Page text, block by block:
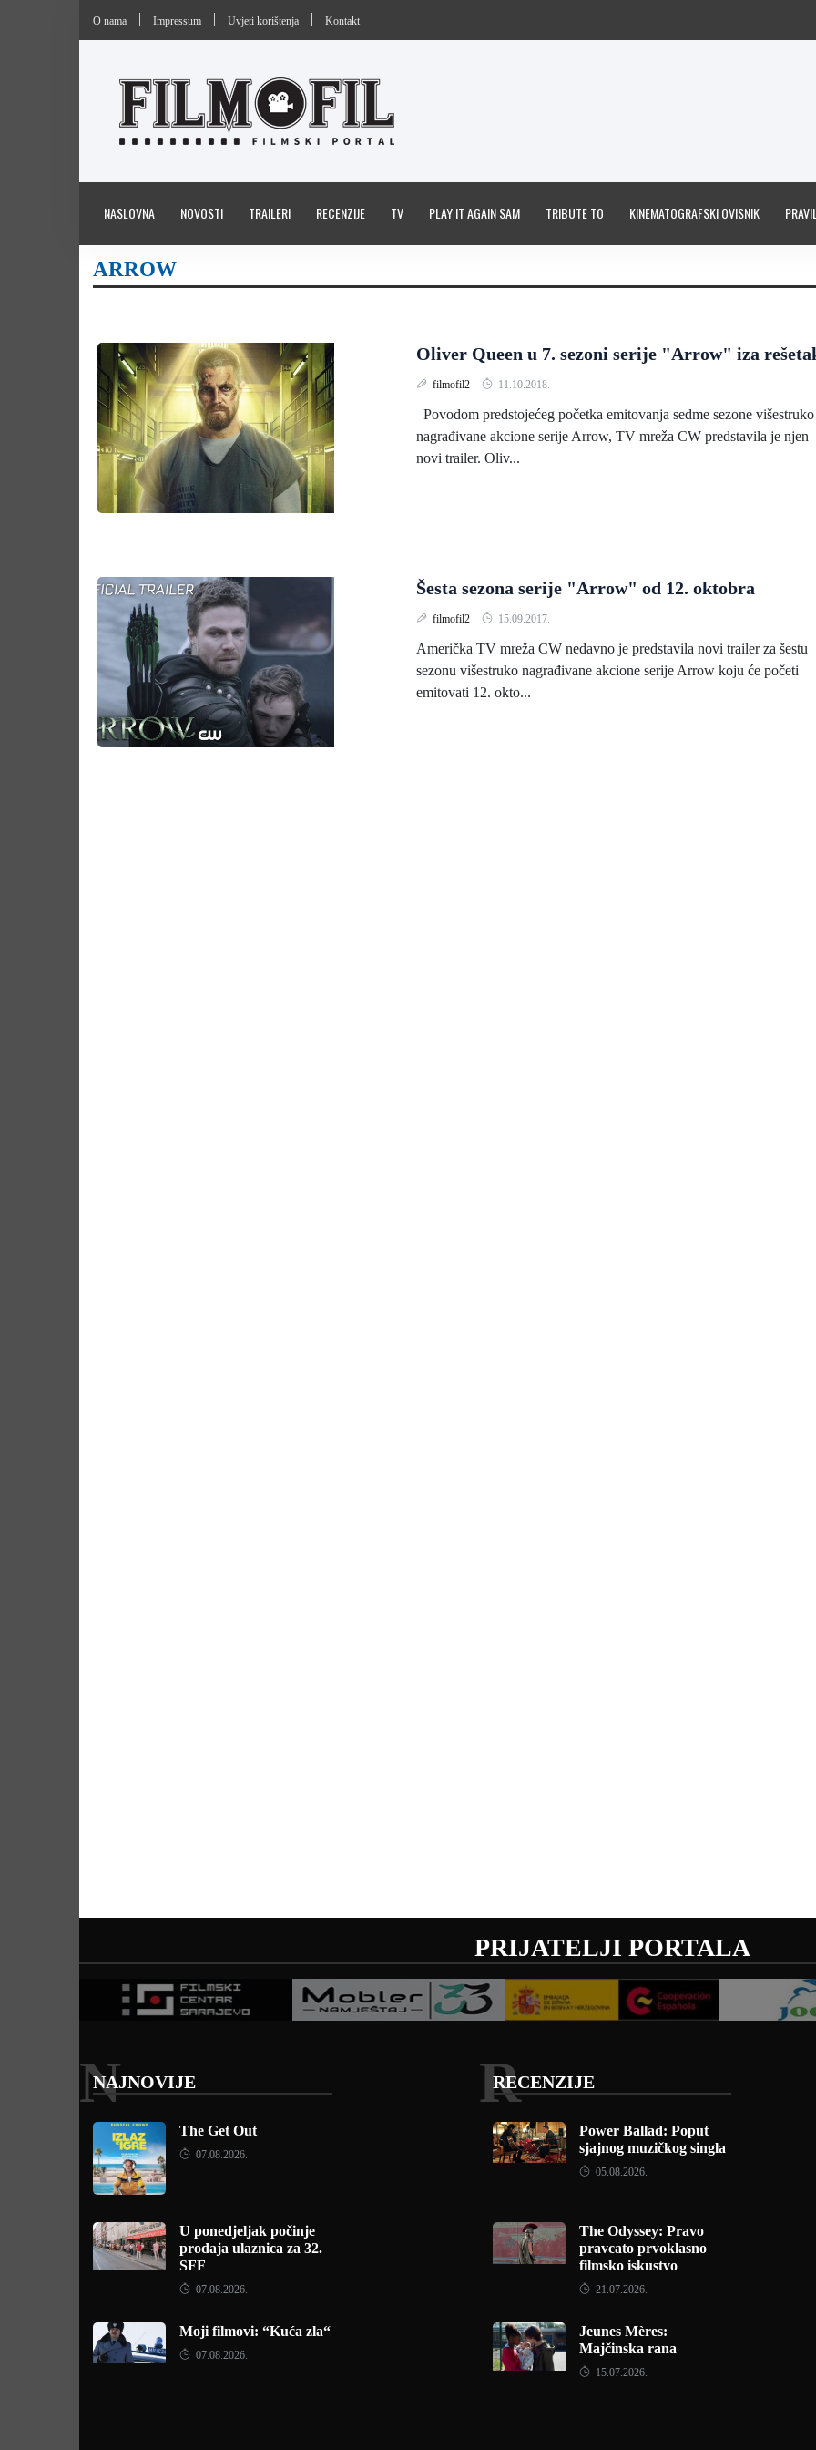
O nama Impressum Uvjeti korištenja Kontakt
NASLOVNA NOVOSTI TRAILERI RECENZIJE TV PLAY IT AGAIN SAM TRIBUTE TO KINEMATOGRAFSKI OVISNIK
ARROW
Oliver Queen u 7. sezoni serije "Arrow" iza
filmofil2 11.10.2018.
Povodom predstojećeg početka emitovanja sedme sezone višestruko
nagrađivane akcione serije Arrow, TV mreža CW predstavila je njen
novi trailer. Oliv...
Šesta sezona serije "Arrow" od 12. oktobra
filmofil2 15.09.2017.
Američka TV mreža CW nedavno je predstavila novi trailer za šestu
sezonu višestruko nagrađivane akcione serije Arrow koju će početi
emitovati 12. okto...
PRIJATELJI PORTALA
NAJNOVIJE
N
The Get Out
07.08.2026.
U ponedjeljak počinje
prodaja ulaznica za 32.
SFF
07.08.2026.
Moji filmovi: “Kuća zla“
07.08.2026.
RECENZIJE
R
Power Ballad: Poput
sjajnog muzičkog singla
05.08.2026.
The Odyssey: Pravo
pravcato prvoklasno
filmsko iskustvo
21.07.2026.
Jeunes Mères:
Majčinska rana
15.07.2026.